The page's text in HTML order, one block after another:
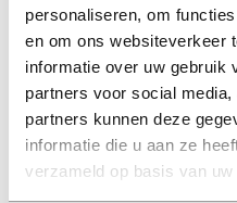
personaliseren, om
en om ons websiteverkeer
informatie over uw gebruik
partners voor social
partners kunnen deze
informatie die u aan ze
verzameld op basis van
de mogelijke bouw van de
ondergronds
gangen voor laserstralen
zwaartekrachtgolven
Het is nog niet zeker dat